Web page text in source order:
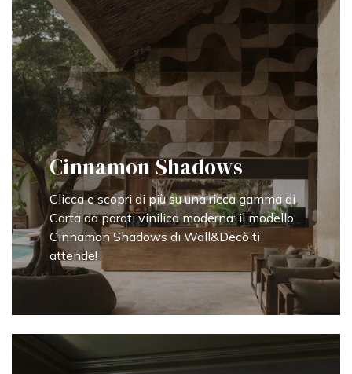
Cinnamon Shadows
Clicca e scopri di più su una ricca gamma di
Carta da parati vinilica moderna: il modello
Cinnamon Shadows di Wall&Decò ti
attende!